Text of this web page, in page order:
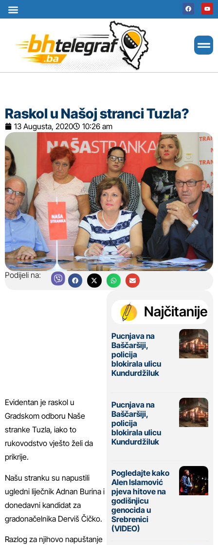
Raskol u Našoj stranci Tuzla?
13 Augusta, 2020 10:26 am
Podijeli na:
Evidentan je raskol u
Gradskom odboru Naše
stranke Tuzla, iako to
rukovodstvo vješto želi da
prikrije.
Našu stranku su napustili
ugledni liječnik Adnan Burina i
donedavni kandidat za
gradonačelnika Derviš Čičko.
Razlog za njihovo napuštanje
Najčitanije
Pucnjava na
Baščaršiji,
policija
blokirala ulicu
Kundurdžiluk
Pucnjava na
Baščaršiji,
policija
blokirala ulicu
Kundurdžiluk
Pogledajte kako
Alen Islamović
pjeva hitove na
godišnjicu
genocida u
Srebrenici
(VIDEO)